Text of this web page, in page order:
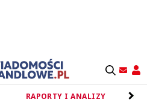
RAPORTY I ANALIZY